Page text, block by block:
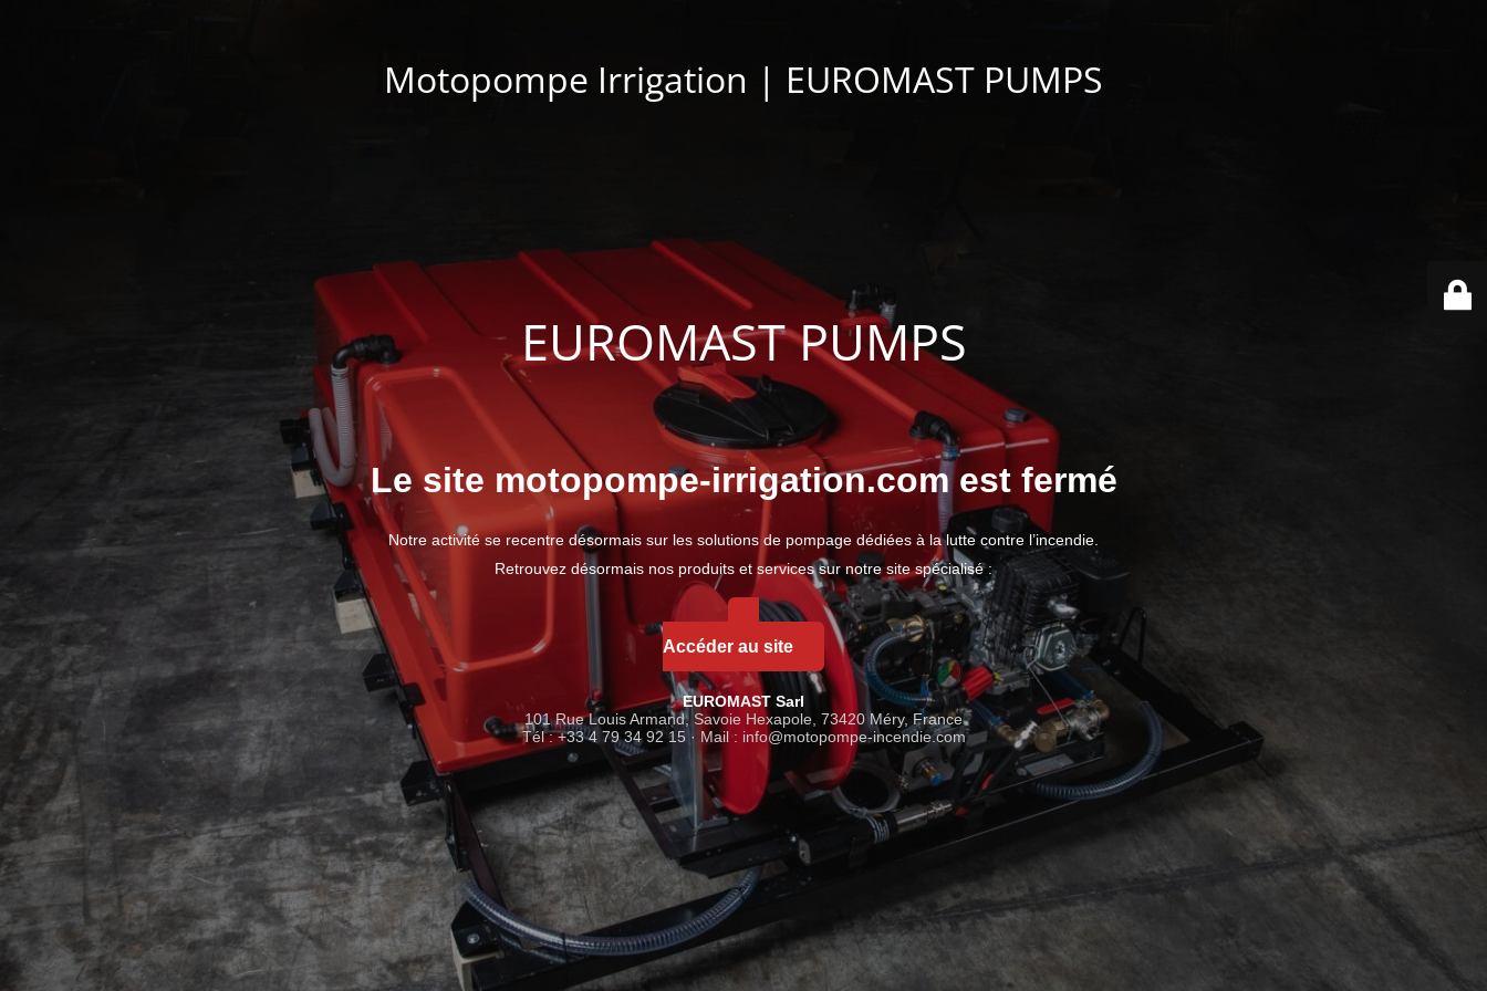
Motopompe Irrigation | EUROMAST PUMPS
EUROMAST PUMPS
Le site motopompe-irrigation.com est fermé
Notre activité se recentre désormais sur les solutions de pompage dédiées à la lutte contre l’incendie.
Retrouvez désormais nos produits et services sur notre site spécialisé :
Accéder au site
EUROMAST Sarl
101 Rue Louis Armand, Savoie Hexapole, 73420 Méry, France
Tél : +33 4 79 34 92 15 · Mail : info@motopompe-incendie.com